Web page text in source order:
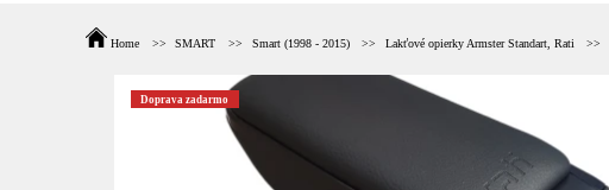
Home SMART Smart (1998 - 2015) Lakťové opierky Armster Standart, Rati
Doprava zadarmo